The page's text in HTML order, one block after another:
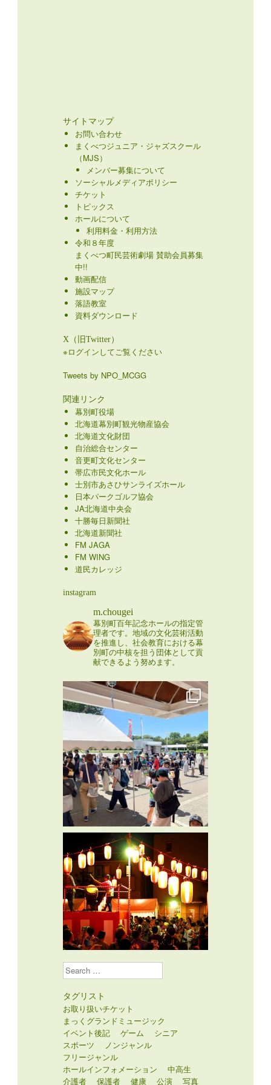
サイトマップ
お問い合わせ
まくべつジュニア・ジャズスクール
（MJS）
メンバー募集について
ソーシャルメディアポリシー
チケット
トピックス
ホールについて
利用料金・利用方法
令和８年度
まくべつ町民芸術劇場 賛助会員募集
中!!
動画配信
施設マップ
落語教室
資料ダウンロード
X（旧Twitter）
※ログインしてご覧ください
Tweets by NPO_MCGG
関連リンク
幕別町役場
北海道幕別町観光物産協会
北海道文化財団
自治総合センター
音更町文化センター
帯広市民文化ホール
士別市あさひサンライズホール
日本パークゴルフ協会
JA北海道中央会
十勝毎日新聞社
北海道新聞社
FM JAGA
FM WING
道民カレッジ
instagram
m.chougei
幕別町百年記念ホールの指定管
理者です。地域の文化芸術活動
を推進し、社会教育における幕
別町の中核を担う団体として貢
献できるよう努めます。
Search
タグリスト
お取り扱いチケット
まっくグランドミュージック
イベント後記
ゲーム
シニア
スポーツ
ノンジャンル
フリージャンル
ホールインフォメーション
中高生
介護者
保護者 健康 公演 写真